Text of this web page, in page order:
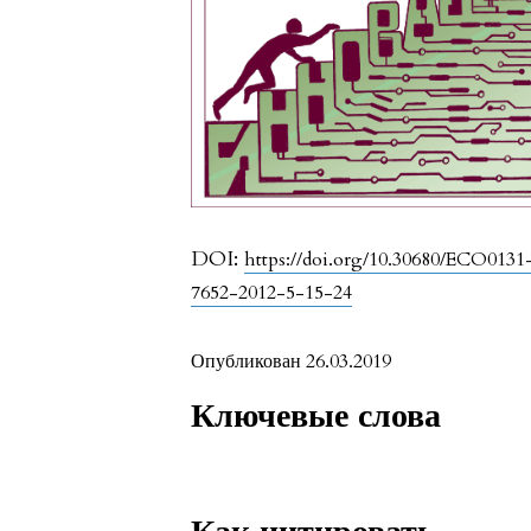
DOI:https://doi.org/10.30680/
7652-2012-5-15-24
Опубликован 26.03.2019
Ключевые слова